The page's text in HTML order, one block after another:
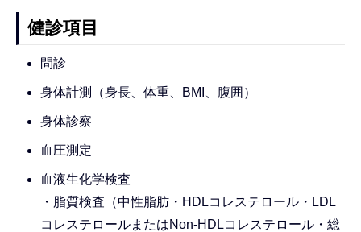
健診項目
問診
身体計測（身長、体重、BMI、腹囲）
身体診察
血圧測定
血液生化学検査
・脂質検査（中性脂肪・HDLコレステロール・LDL
コレステロールまたはNon-HDLコレステロール・総